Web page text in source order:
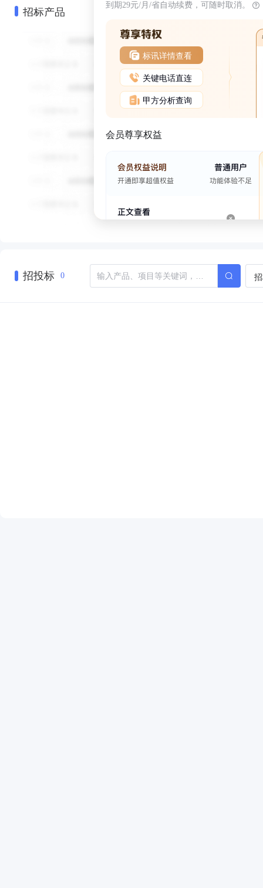
招标产品 到期29元/月/省自动续费，可随时取消。
标讯详情查看
关键电话直连
甲方分析查询
会员尊享权益
招投标 0